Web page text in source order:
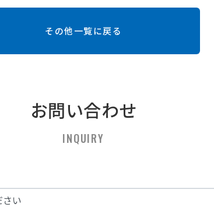
その他一覧に戻る
お問い合わせ
INQUIRY